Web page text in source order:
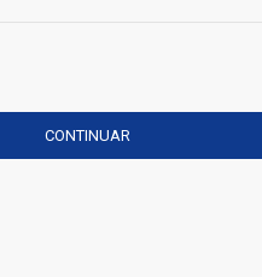
CONTINUAR